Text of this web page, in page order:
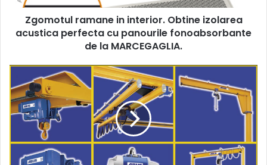
panourile
fonoabsorbante
MARCEGAGLIA.
Zgomotul ramane in interior. Obtine izolarea
acustica perfecta cu panourile fonoabsorbante
de la MARCEGAGLIA.
grele
au
nevoie
macaralele
ABUS,
"raul